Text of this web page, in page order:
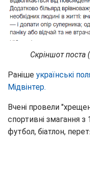
Скріншот
Раніше українські
Мідвінтер.
Вчені провели
спортивні змагання з
футбол, біатлон,